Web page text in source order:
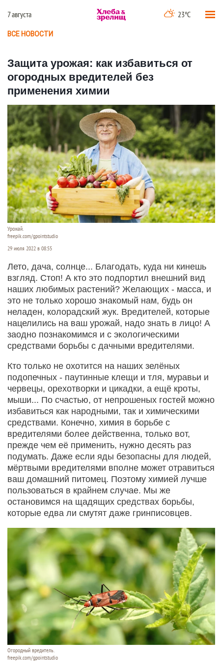
7 августа 23°C
ВСЕ НОВОСТИ
Защита урожая: как избавиться от
огородных вредителей без
применения химии
Урожай.
freepik.com/gpointstudio
29 июля 2022 в 08:55
Лето, дача, солнце... Благодать, куда ни кинешь
взгляд. Стоп! А кто это подпортил внешний вид
наших любимых растений? Желающих - масса, и
это не только хорошо знакомый нам, будь он
неладен, колорадский жук. Вредителей, которые
нацелились на ваш урожай, надо знать в лицо! А
заодно познакомимся и с экологическими
средствами борьбы с дачными вредителями.
Кто только не охотится на наших зелёных
подопечных - паутинные клещи и тля, муравьи и
червецы, орехотворки и цикадки, а ещё кроты,
мыши... По счастью, от непрошеных гостей можно
избавиться как народными, так и химическими
средствами. Конечно, химия в борьбе с
вредителями более действенна, только вот,
прежде чем её применить, нужно десять раз
подумать. Даже если яды безопасны для людей,
мёртвыми вредителями вполне может отравиться
ваш домашний питомец. Поэтому химией лучше
пользоваться в крайнем случае. Мы же
остановимся на щадящих средствах борьбы,
которые едва ли смутят даже гринписовцев.
Огородный вредитель.
freepik.com/gpointstudio